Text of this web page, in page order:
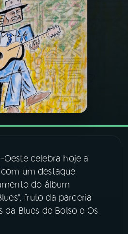
Facebook
Oeste celebra hoje a
um destaque
do álbum
fruto da parceria
da Blues de Bolso e Os